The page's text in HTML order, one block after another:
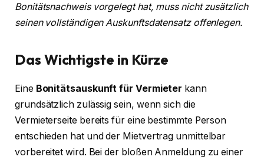
Bonitätsnachweis vorgelegt hat, muss nicht zusätzlich
seinen vollständigen Auskunftsdatensatz offenlegen.
Das Wichtigste in Kürze
Eine Bonitätsauskunft für Vermieter kann
grundsätzlich zulässig sein, wenn sich die
Vermieterseite bereits für eine bestimmte Person
entschieden hat und der Mietvertrag unmittelbar
vorbereitet wird. Bei der bloßen Anmeldung zu einer